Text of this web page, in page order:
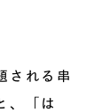
される串
、「は